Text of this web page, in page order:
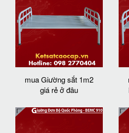
mua Giường sắt 1m2
giá rẻ ở đâu